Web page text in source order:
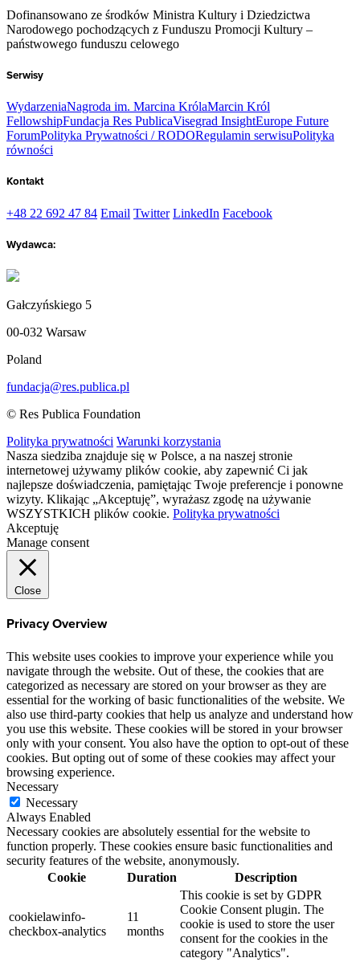
Dofinansowano ze środków Ministra Kultury i Dziedzictwa
Narodowego pochodzących z Funduszu Promocji Kultury –
państwowego funduszu celowego
Serwisy
WydarzeniaNagroda im. Marcina KrólaMarcin Król
FellowshipFundacja Res PublicaVisegrad InsightEurope Future
ForumPolityka Prywatności / RODORegulamin serwisuPolityka
równości
Kontakt
+48 22 692 47 84 Email Twitter LinkedIn Facebook
Wydawca:
Gałczyńskiego 5
00-032 Warsaw
Poland
fundacja@res.publica.pl
© Res Publica Foundation
Polityka prywatności Warunki korzystania
Nasza siedziba znajduje się w Polsce, a na naszej stronie
internetowej używamy plików cookie, aby zapewnić Ci jak
najlepsze doświadczenia, pamiętając Twoje preferencje i ponowne
wizyty. Klikając „Akceptuję”, wyrażasz zgodę na używanie
WSZYSTKICH plików cookie. Polityka prywatności
Akceptuję
Manage consent
Close
Privacy Overview
This website uses cookies to improve your experience while you
navigate through the website. Out of these, the cookies that are
categorized as necessary are stored on your browser as they are
essential for the working of basic functionalities of the website. We
also use third-party cookies that help us analyze and understand how
you use this website. These cookies will be stored in your browser
only with your consent. You also have the option to opt-out of these
cookies. But opting out of some of these cookies may affect your
browsing experience.
Necessary
Necessary
Always Enabled
Necessary cookies are absolutely essential for the website to
function properly. These cookies ensure basic functionalities and
security features of the website, anonymously.
Cookie
Duration Description
cookielawinfo-
checkbox-analytics
11
months
This cookie is set by GDPR
Cookie Consent plugin. The
cookie is used to store the user
consent for the cookies in the
category "Analytics".